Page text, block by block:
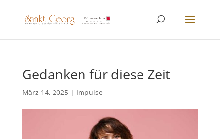
Gedanken für diese Zeit
März 14, 2025| Impulse